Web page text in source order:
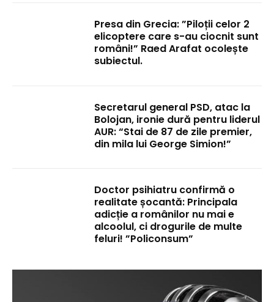
Presa din Grecia: ”Piloții celor 2
elicoptere care s-au ciocnit sunt
români!” Raed Arafat ocolește
subiectul.
Secretarul general PSD, atac la
Bolojan, ironie dură pentru liderul
AUR: “Stai de 87 de zile premier,
din mila lui George Simion!”
Doctor psihiatru confirmă o
realitate șocantă: Principala
adicție a românilor nu mai e
alcoolul, ci drogurile de multe
feluri! ”Policonsum”